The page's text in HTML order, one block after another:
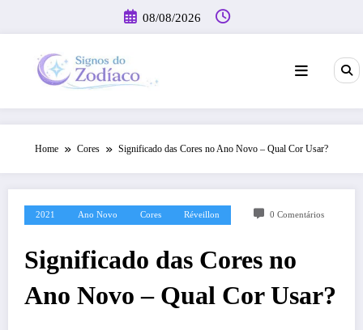
o
08/08/2026
Home Cores Significado das Cores no Ano Novo – Qual Cor Usar?
2021 Ano Novo Cores Réveillon 0 Comentários
Significado das Cores no
Ano Novo – Qual Cor Usar?